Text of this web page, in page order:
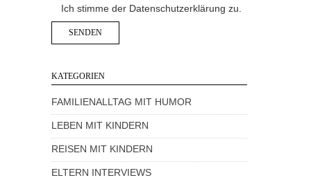
Ich stimme der Datenschutzerklärung zu.
KATEGORIEN
FAMILIENALLTAG MIT HUMOR
LEBEN MIT KINDERN
REISEN MIT KINDERN
ELTERN INTERVIEWS